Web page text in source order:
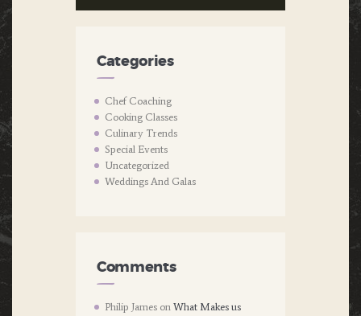
Categories
Chef Coaching
Cooking Classes
Culinary Trends
Special Events
Uncategorized
Weddings And Galas
Comments
Philip James onWhat Makes us